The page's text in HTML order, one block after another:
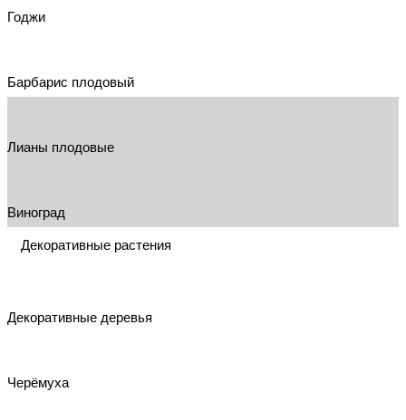
Годжи
Барбарис плодовый
Лианы плодовые
Виноград
Декоративные растения
Декоративные деревья
Черёмуха